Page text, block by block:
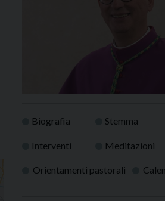
Biografia Stemma
Interventi Meditazioni
Orientamenti pastorali